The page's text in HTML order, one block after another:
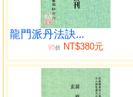
龍門派丹法訣...
95折 NT$380元